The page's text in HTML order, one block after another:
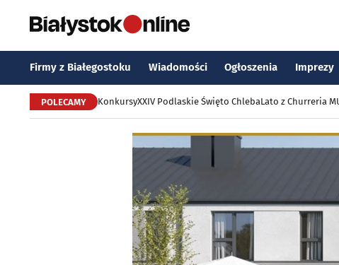
Firmy z Białegostoku Wiadomości Ogłoszenia Imprezy
POLECAMY KonkursyXXIV Podlaskie Święto ChlebaLato z Churreria